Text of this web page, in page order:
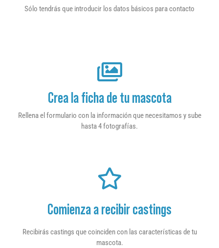
Sólo tendrás que introducir los datos básicos para contacto
Crea la ficha de tu mascota
Rellena el formulario con la información que necesitamos y sube
hasta 4 fotografías.
Comienza a recibir castings
Recibirás castings que coinciden con las características de tu
mascota.